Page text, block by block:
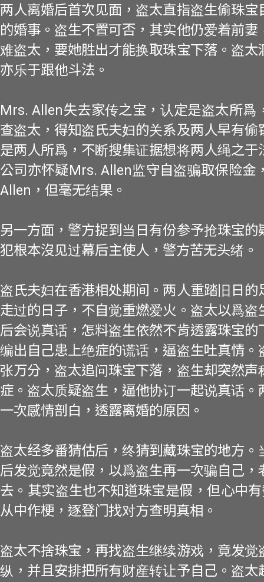
两人离婚后首次见面，盗太直指盗生偷珠宝
的婚事。盗生不置可否，其实他仍爱着前妻
难盗太，要她胜出才能换取珠宝下落。盗太
亦乐于跟他斗法。
Mrs. Allen失去家传之宝，认定是盗太所爲
查盗太，得知盗氏夫妇的关系及两人早有偷
是两人所爲，不断搜集证据想将两人绳之于
公司亦怀疑Mrs. Allen监守自盗骗取保险金
Allen，但毫无结果。
另一方面，警方捉到当日有份参予抢珠宝的
犯根本沒见过幕后主使人，警方苦无头绪。
盗氏夫妇在香港相处期间。两人重踏旧日的
走过的日子，不自觉重燃爱火。盗太以爲盗
后会说真话，怎料盗生依然不肯透露珠宝的
编出自己患上绝症的谎话，逼盗生吐真情。
张万分，盗太追问珠宝下落，盗生却突然声
症。盗太质疑盗生，逼他协订一起说真话。
一次感情剖白，透露离婚的原因。
盗太经多番猜估后，终猜到藏珠宝的地方。
后发觉竟然是假，以爲盗生再一次骗自己，
去。其实盗生也不知道珠宝是假，但心中
从中作梗，逐登门找对方查明真相。
盗太不捨珠宝，再找盗生继续游戏，竟发觉
纵，并且安排把所有财産转让予自己。盗太